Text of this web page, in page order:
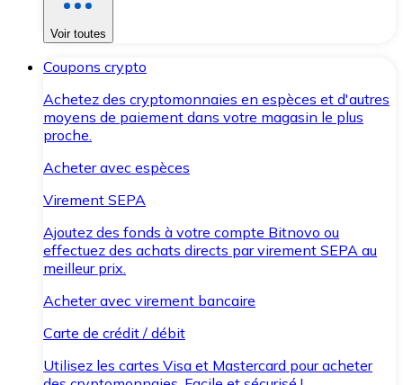
Voir toutes
Coupons crypto
Achetez des cryptomonnaies en espèces et d'autres
moyens de paiement dans votre magasin le plus
proche.
Acheter avec espèces
Virement SEPA
Ajoutez des fonds à votre compte Bitnovo ou
effectuez des achats directs par virement SEPA au
meilleur prix.
Acheter avec virement bancaire
Carte de crédit / débit
Utilisez les cartes Visa et Mastercard pour acheter